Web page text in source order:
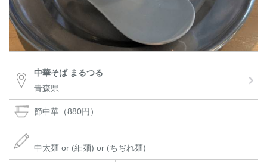
中華そば まるつる
青森県
節中華（880円）
中太麺 or (細麺) or (ちぢれ麺)